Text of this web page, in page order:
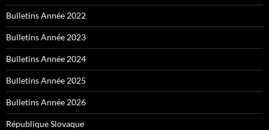
Bulletins Année 2022
Bulletins Année 2023
Bulletins Année 2024
Bulletins Année 2025
Bulletins Année 2026
République Slovaque